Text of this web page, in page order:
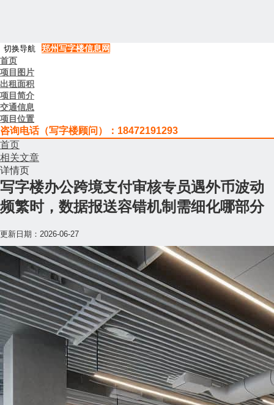
切换导航
郑州写字楼信息网
首页
项目图片
出租面积
项目简介
交通信息
项目位置
咨询电话（写字楼顾问）：18472191293
首页
相关文章
详情页
写字楼办公跨境支付审核专员遇外币波动
频繁时，数据报送容错机制需细化哪部分
更新日期： 2026-06-27